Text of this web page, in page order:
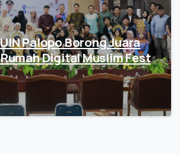
Palopo Borong Juara
Digital Muslim Fest